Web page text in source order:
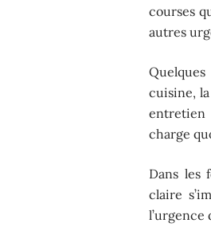
courses
autres
cuisine,
entretien
charge
Dans les
claire
l’urgence